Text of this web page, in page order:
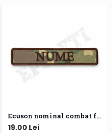
Ecuson nominal combat forte terestre
19.00 Lei